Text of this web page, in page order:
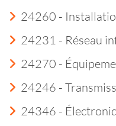
24260 -
24231 - Réseau
24270 -
24246 -
24346 -